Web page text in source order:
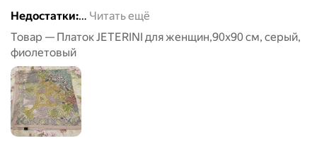
Недостатки:… Читать ещё
Товар — Платок JETERINI для женщин,90х90 см, серый,
фиолетовый